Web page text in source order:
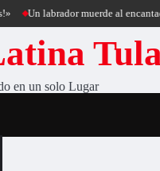
labrador muerde al encantador de
en un solo Lugar